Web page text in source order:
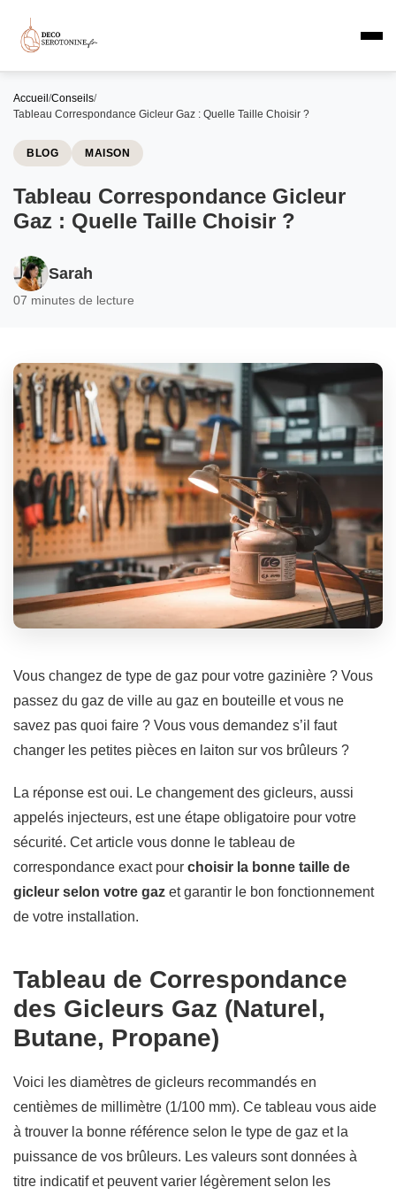
Accueil /Conseils/
Tableau Correspondance Gicleur Gaz : Quelle Taille Choisir ?
BLOG MAISON
Tableau Correspondance Gicleur
Gaz : Quelle Taille Choisir ?
Sarah
07 minutes de lecture
Vous changez de type de gaz pour votre gazinière ? Vous
passez du gaz de ville au gaz en bouteille et vous ne
savez pas quoi faire ? Vous vous demandez s’il faut
changer les petites pièces en laiton sur vos brûleurs ?
La réponse est oui. Le changement des gicleurs, aussi
appelés injecteurs, est une étape obligatoire pour votre
sécurité. Cet article vous donne le tableau de
correspondance exact pour choisir la bonne taille de
gicleur selon votre gaz et garantir le bon fonctionnement
de votre installation.
Tableau de Correspondance
des Gicleurs Gaz (Naturel,
Butane, Propane)
Voici les diamètres de gicleurs recommandés en
centièmes de millimètre (1/100 mm). Ce tableau vous aide
à trouver la bonne référence selon le type de gaz et la
puissance de vos brûleurs. Les valeurs sont données à
titre indicatif et peuvent varier légèrement selon les